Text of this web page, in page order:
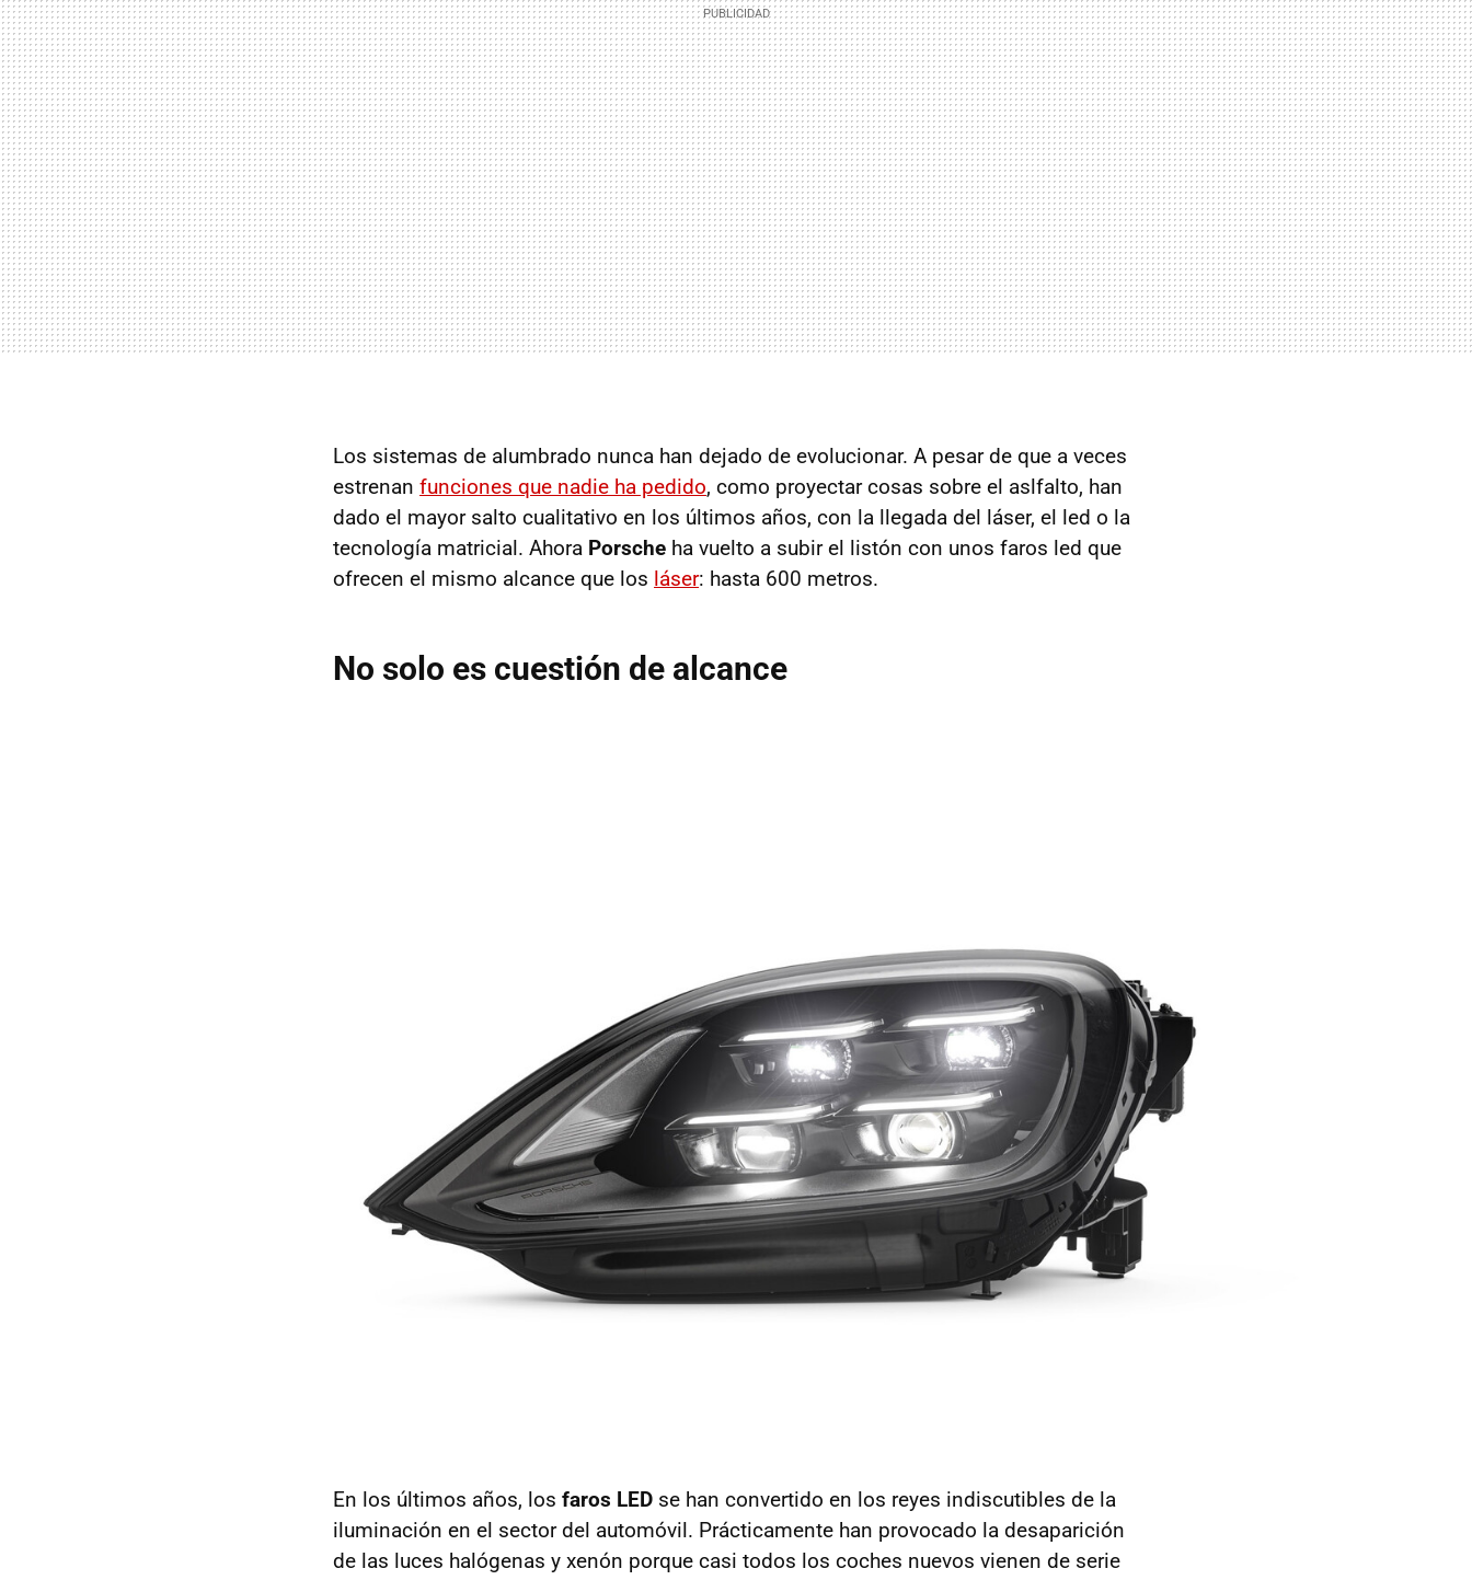
Los sistemas de alumbrado nunca han dejado de evolucionar. A pesar de que a veces
estrenan funciones que nadie ha pedido, como proyectar cosas sobre el aslfalto, han
dado el mayor salto cualitativo en los últimos años, con la llegada del láser, el led o la
tecnología matricial. Ahora Porsche ha vuelto a subir el listón con unos faros led que
ofrecen el mismo alcance que los láser: hasta 600 metros.
No solo es cuestión de alcance
En los últimos años, los faros LED se han convertido en los reyes indiscutibles de la
iluminación en el sector del automóvil. Prácticamente han provocado la desaparición
de las luces halógenas y xenón porque casi todos los coches nuevos vienen de serie